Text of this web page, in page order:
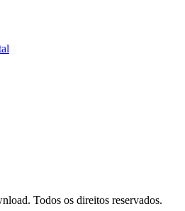
Todos os direitos reservados.